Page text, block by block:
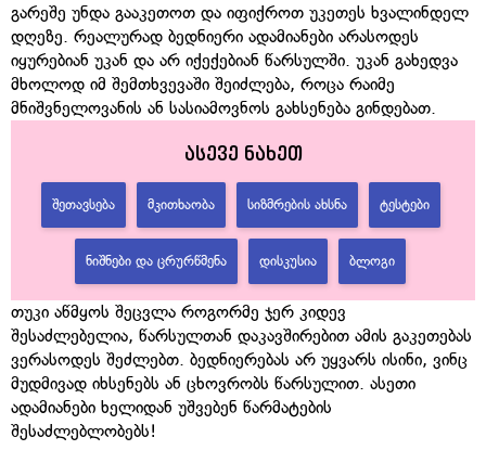
გარეშე უნდა გააკეთოთ და იფიქროთ უკეთეს ხვალინდელ
დღეზე. რეალურად ბედნიერი ადამიანები არასოდეს
იყურებიან უკან და არ იქექებიან წარსულში. უკან გახედვა
მხოლოდ იმ შემთხვევაში შეიძლება, როცა რაიმე
მნიშვნელოვანის ან სასიამოვნოს გახსენება გინდებათ.
ასევე ნახეთ
ᲨᲔᲗᲐᲕᲡᲔᲑᲐ ᲛᲙᲘᲗᲮᲐᲝᲑᲐ ᲡᲘᲖᲛᲠᲔᲑᲘᲡ ᲐᲮᲡᲜᲐ ᲢᲔᲡᲢᲔᲑᲘ
ᲜᲘᲨᲜᲔᲑᲘ ᲓᲐ ᲪᲠᲣᲠᲬᲛᲔᲜᲐ ᲓᲘᲡᲙᲣᲡᲘᲐ ᲑᲚᲝᲒᲘ
თუკი აწმყოს შეცვლა როგორმე ჯერ კიდევ
შესაძლებელია, წარსულთან დაკავშირებით ამის გაკეთებას
ვერასოდეს შეძლებთ. ბედნიერებას არ უყვარს ისინი, ვინც
მუდმივად იხსენებს ან ცხოვრობს წარსულით. ასეთი
ადამიანები ხელიდან უშვებენ წარმატების
შესაძლებლობებს!